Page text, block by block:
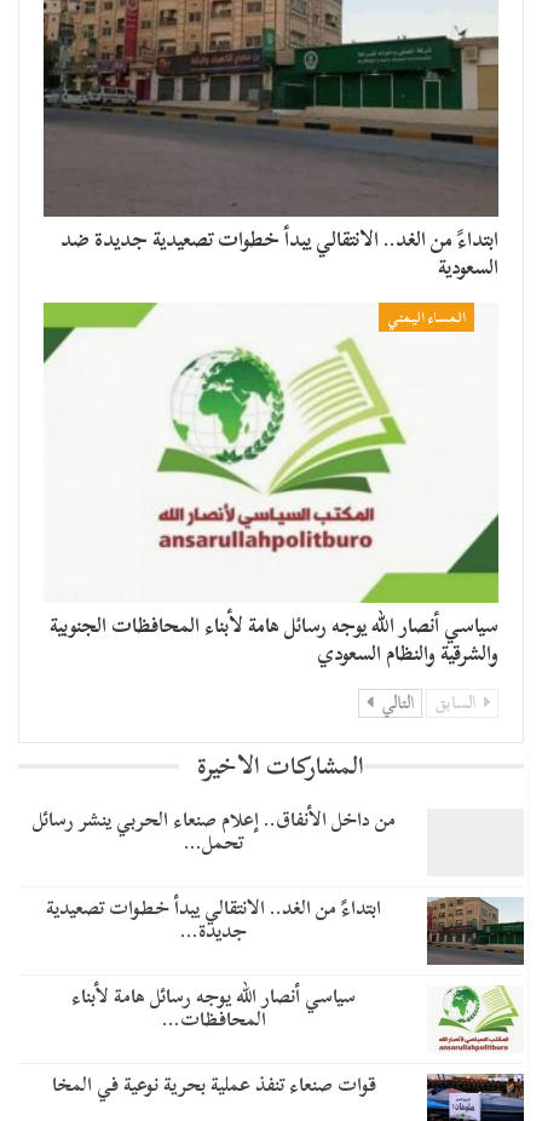
​ابتداءً من الغد.. الانتقالي يبدأ خطوات تصعيدية جديدة ضد
السعودية
المساء اليمني
سياسي أنصار الله يوجه رسائل هامة لأبناء المحافظات الجنوبية
والشرقية والنظام السعودي
السابق التالي
المشاركات الاخيرة
من داخل الأنفاق.. إعلام صنعاء الحربي ينشر رسائل
تحمل…
​ابتداءً من الغد.. الانتقالي يبدأ خطوات تصعيدية
جديدة…
سياسي أنصار الله يوجه رسائل هامة لأبناء
المحافظات…
قوات صنعاء تنفذ عملية بحرية نوعية في المخا